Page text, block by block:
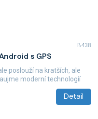
s GPS
Detail
poslouží na kratších, ale
moderní technologií
B438